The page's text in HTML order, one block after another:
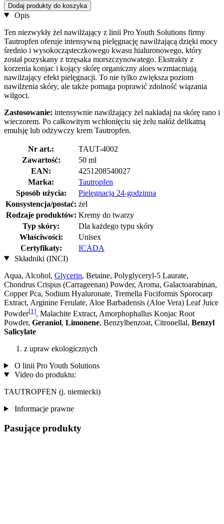
Dodaj produkty do koszyka
Opis
Ten niezwykły żel nawilżający z linii Pro Youth Solutions firmy
Tautropfen oferuje intensywną pielęgnację nawilżającą dzięki mocy
średnio i wysokocząsteczkowego kwasu hialuronowego, który
został pozyskany z trzęsaka morszczynowatego. Ekstrakty z
korzenia konjac i kojący skórę organiczny aloes wzmiacniają
nawilżający efekt pielęgnacji. To nie tylko zwiększa poziom
nawilżenia skóry, ale także pomaga poprawić zdolność wiązania
wilgoci.
Zastosowanie: intensywnie nawilżający żel nakładaj na skórę rano i
wieczorem. Po całkowitym wchłonięciu się żelu nałóż delikatną
emulsję lub odżywczy krem Tautropfen.
Nr art.:
TAUT-4002
Zawartość:
50 ml
EAN:
4251208540027
Marka:
Tautropfen
Sposób użycia:
Pielęgnacja 24-godzinna
Konsystencja/postać: żel
Rodzaje produktów: Kremy do twarzy
Typ skóry:
Dla każdego typu skóry
Właściwości:
Unisex
Certyfikaty:
ICADA
Składniki (INCI)
Aqua, Alcohol, Glycerin, Betaine, Polyglyceryl-5 Laurate,
Chondrus Crispus (Carrageenan) Powder, Aroma, Galactoarabinan,
Copper Pca, Sodium Hyaluronate, Tremella Fuciformis Sporocarp
Extract, Arginine Ferulate, Aloe Barbadensis (Aloe Vera) Leaf Juice
Powder[1], Malachite Extract, Amorphophallus Konjac Root
Powder, Geraniol, Limonene, Benzylbenzoat, Citronellal, Benzyl
Salicylate
z upraw ekologicznych
O linii Pro Youth Solutions
Video do produktu:
TAUTROPFEN (j. niemiecki)
Informacje prawne
Pasujące produkty